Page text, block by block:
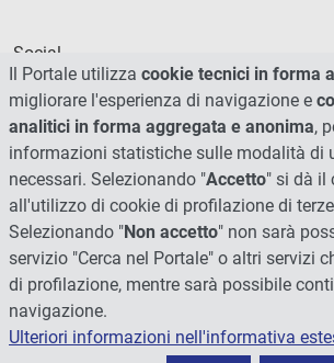
Social
Il Portale utilizza cookie tecnici in forma
migliorare l'esperienza di navigazione e
analitici in forma aggregata e anonima,
informazioni statistiche sulle modalità di
necessari. Selezionando "Accetto" si dà il
all'utilizzo di cookie di profilazione di
Selezionando "Non accetto" non sarà
servizio "Cerca nel Portale" o altri servizi
di profilazione, mentre sarà possibile
navigazione.
Ulteriori informazioni nell'informativa